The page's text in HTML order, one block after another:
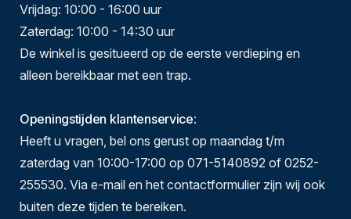
Vrijdag: 10:00 - 16:00 uur
Zaterdag: 10:00 - 14:30 uur
De winkel is gesitueerd op de eerste verdieping en
alleen bereikbaar met een trap.
Openingstijden klantenservice:
Heeft u vragen, bel ons gerust op maandag t/m
zaterdag van 10:00-17:00 op 071-5140892 of 0252-
255530. Via e-mail en het contactformulier zijn wij ook
buiten deze tijden te bereiken.